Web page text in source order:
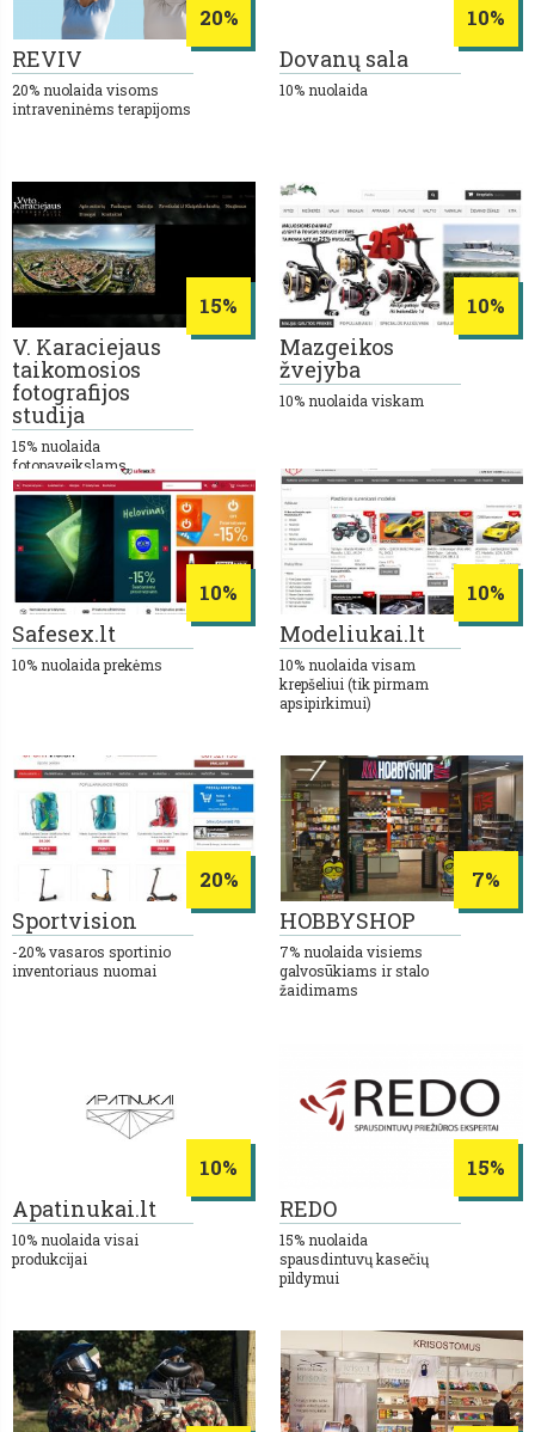
20%
REVIV
20% nuolaida visoms
intraveninėms terapijoms
10%
Dovanų sala
10% nuolaida
15%
V. Karaciejaus
taikomosios
fotografijos
studija
15% nuolaida
fotopaveikslams
10%
Mazgeikos
žvejyba
10% nuolaida viskam
10%
Safesex.lt
10% nuolaida prekėms
10%
Modeliukai.lt
10% nuolaida visam
krepšeliui (tik pirmam
apsipirkimui)
20%
Sportvision
-20% vasaros sportinio
inventoriaus nuomai
7%
HOBBYSHOP
7% nuolaida visiems
galvosūkiams ir stalo
žaidimams
10%
Apatinukai.lt
10% nuolaida visai
produkcijai
15%
REDO
15% nuolaida
spausdintuvų kasečių
pildymui